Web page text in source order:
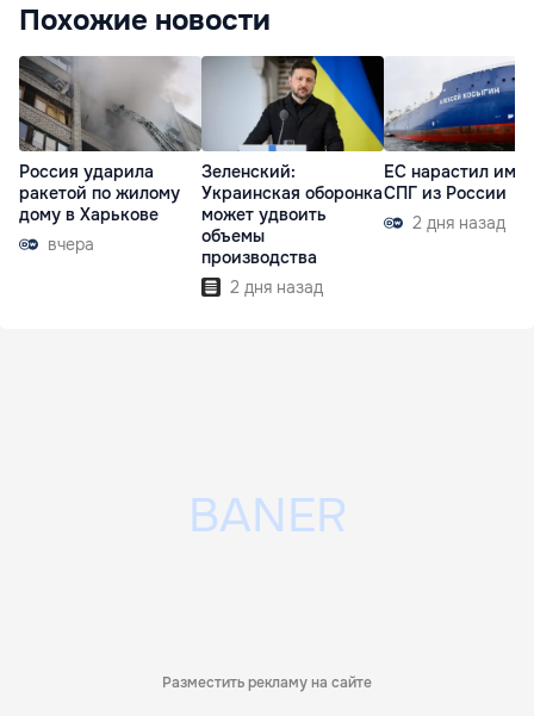
Похожие новости
Россия ударила
ракетой по жилому
дому в Харькове
вчера
Зеленский:
Украинская оборонка
может удвоить
объемы
производства
2 дня назад
ЕС нарастил
СПГ из России
2 дня назад
Разместить рекламу на сайте